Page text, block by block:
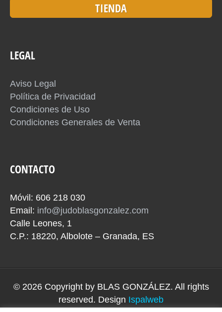
TIENDA
LEGAL
Aviso Legal
Política de Privacidad
Condiciones de Uso
Condiciones Generales de Venta
CONTACTO
Móvil: 606 218 030
Email: info@judoblasgonzalez.com
Calle Leones, 1
C.P.: 18220, Albolote – Granada, ES
© 2026 Copyright by BLAS GONZÁLEZ. All rights
reserved. Design Ispalweb